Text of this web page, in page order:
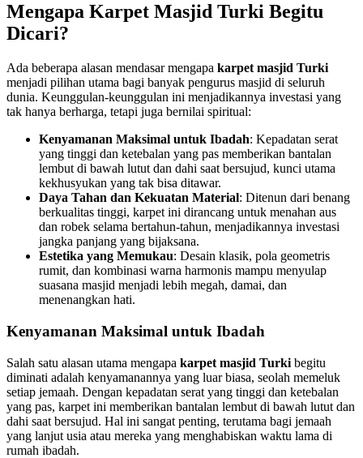
Mengapa Karpet Masjid Turki Begitu
Dicari?
Ada beberapa alasan mendasar mengapa karpet masjid Turki
menjadi pilihan utama bagi banyak pengurus masjid di seluruh
dunia. Keunggulan-keunggulan ini menjadikannya investasi yang
tak hanya berharga, tetapi juga bernilai spiritual:
Kenyamanan Maksimal untuk Ibadah: Kepadatan serat
yang tinggi dan ketebalan yang pas memberikan bantalan
lembut di bawah lutut dan dahi saat bersujud, kunci utama
kekhusyukan yang tak bisa ditawar.
Daya Tahan dan Kekuatan Material: Ditenun dari benang
berkualitas tinggi, karpet ini dirancang untuk menahan aus
dan robek selama bertahun-tahun, menjadikannya investasi
jangka panjang yang bijaksana.
Estetika yang Memukau: Desain klasik, pola geometris
rumit, dan kombinasi warna harmonis mampu menyulap
suasana masjid menjadi lebih megah, damai, dan
menenangkan hati.
Kenyamanan Maksimal untuk Ibadah
Salah satu alasan utama mengapa karpet masjid Turki begitu
diminati adalah kenyamanannya yang luar biasa, seolah memeluk
setiap jemaah. Dengan kepadatan serat yang tinggi dan ketebalan
yang pas, karpet ini memberikan bantalan lembut di bawah lutut dan
dahi saat bersujud. Hal ini sangat penting, terutama bagi jemaah
yang lanjut usia atau mereka yang menghabiskan waktu lama di
rumah ibadah.